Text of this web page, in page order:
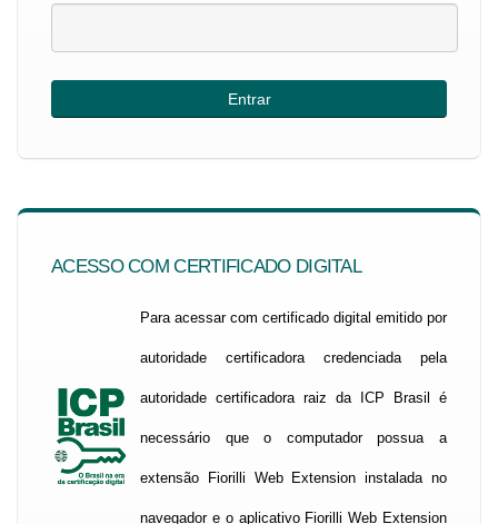
ACESSO COM CERTIFICADO DIGITAL
Para acessar com certificado digital emitido por
autoridade certificadora credenciada pela
autoridade certificadora raiz da ICP Brasil é
necessário que o computador possua a
extensão Fiorilli Web Extension instalada no
navegador e o aplicativo Fiorilli Web Extension